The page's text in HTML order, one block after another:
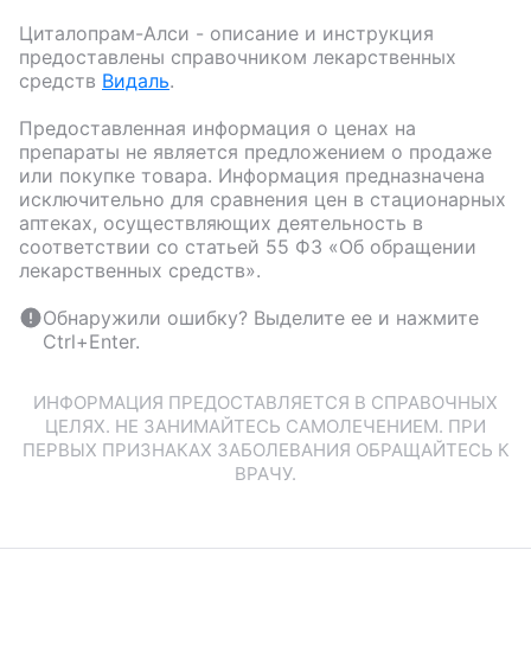
Циталопрам-Алси - описание и инструкция
предоставлены справочником лекарственных
средств Видаль.
Предоставленная информация о ценах на
препараты не является предложением о продаже
или покупке товара. Информация предназначена
исключительно для сравнения цен в стационарных
аптеках, осуществляющих деятельность в
соответствии со статьей 55 ФЗ «Об обращении
лекарственных средств».
Обнаружили ошибку? Выделите ее и нажмите
Ctrl+Enter.
ИНФОРМАЦИЯ ПРЕДОСТАВЛЯЕТСЯ В СПРАВОЧНЫХ
ЦЕЛЯХ. НЕ ЗАНИМАЙТЕСЬ САМОЛЕЧЕНИЕМ. ПРИ
ПЕРВЫХ ПРИЗНАКАХ ЗАБОЛЕВАНИЯ ОБРАЩАЙТЕСЬ К
ВРАЧУ.